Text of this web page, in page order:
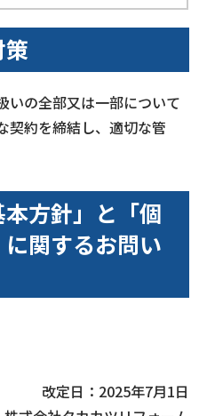
いの全部又は一部について
契約を締結し、適切な管
本方針」と「個
関するお問い
改定日：2025年7月1日